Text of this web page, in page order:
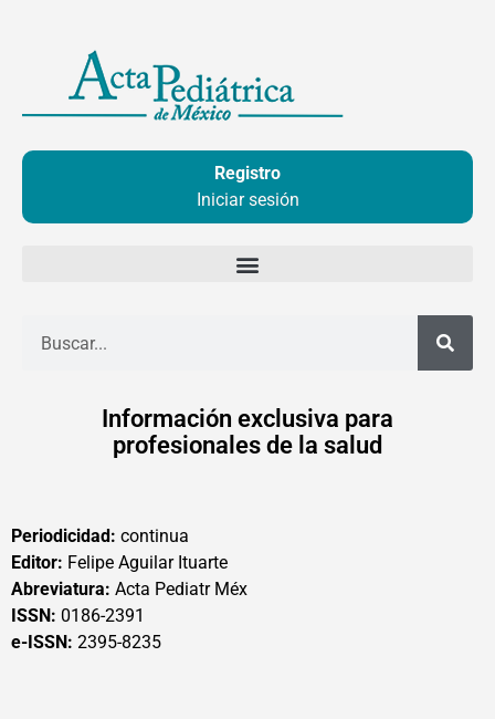
contenido
Registro
Iniciar sesión
Información exclusiva para
profesionales de la salud
Periodicidad: continua
Editor: Felipe Aguilar Ituarte
Abreviatura: Acta Pediatr Méx
ISSN: 0186-2391
e-ISSN: 2395-8235